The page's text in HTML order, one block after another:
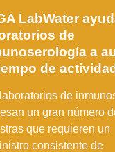
LabWater
de
a
de actividad
de
un gran número
que requieren un
consistente de